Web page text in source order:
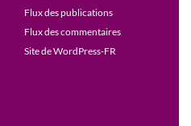
Flux des publications
Flux des commentaires
Site de WordPress-FR